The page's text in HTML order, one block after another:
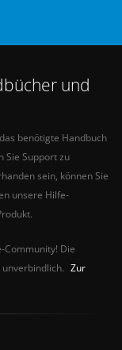
und
benötigte Handbuch
Sie Support zu
sein, können Sie
unsere Hilfe-
Community! Die
Zur